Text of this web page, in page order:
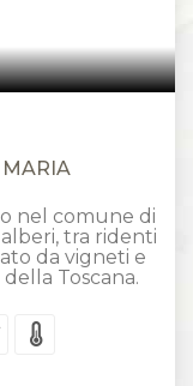
MARIA
nel comune di
tra ridenti
da vigneti e
Toscana.